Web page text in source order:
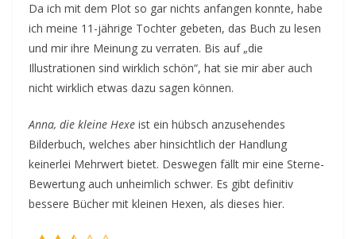
Da ich mit dem Plot so gar nichts anfangen konnte, habe
ich meine 11-jährige Tochter gebeten, das Buch zu lesen
und mir ihre Meinung zu verraten. Bis auf „die
Illustrationen sind wirklich schön“, hat sie mir aber auch
nicht wirklich etwas dazu sagen können.
Anna, die kleine Hexe ist ein hübsch anzusehendes
Bilderbuch, welches aber hinsichtlich der Handlung
keinerlei Mehrwert bietet. Deswegen fällt mir eine Sterne-
Bewertung auch unheimlich schwer. Es gibt definitiv
bessere Bücher mit kleinen Hexen, als dieses hier.